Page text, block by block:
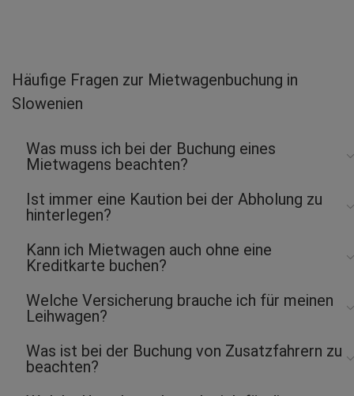
Abholort: Portorož Flughafen
Vermieter: Europcar
abgegeben am 18.11.2024
Abholort: Ljubljana
OLIVER F.
Abholort: Ljubljana
Vermieter: Avantcar
Manfred W.
abgegeben am 23.09.2024
Vermieter: Europcar
Häufige Fragen zur Mietwagenbuchung in
Slowenien
Was muss ich bei der Buchung eines
Mietwagens beachten?
Ist immer eine Kaution bei der Abholung zu
hinterlegen?
Kann ich Mietwagen auch ohne eine
Kreditkarte buchen?
Welche Versicherung brauche ich für meinen
Leihwagen?
Was ist bei der Buchung von Zusatzfahrern zu
beachten?